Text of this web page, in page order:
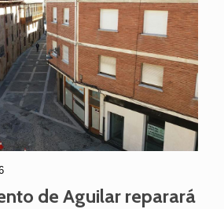
de Aguilar reparará